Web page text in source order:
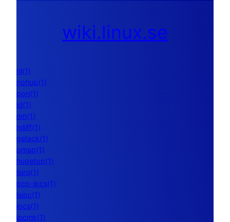
wiki.linux.se
nl(1)
nohup(1)
pon(1)
ld(1)
nm(1)
ndiff(1)
gstack(1)
pmap(1)
hugetop(1)
lsirq(1)
pcp-ipcs(1)
lsipc(1)
ipcs(1)
ipcmk(1)